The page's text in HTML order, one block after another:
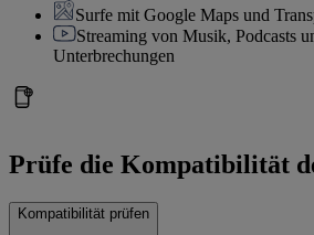
Surfe mit Google Maps und
Streaming von Musik, Podcasts
Unterbrechungen
Prüfe die Kompatibilität
Kompatibilität prüfen